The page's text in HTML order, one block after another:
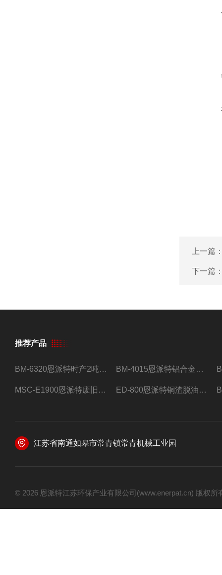
上一篇
下一篇
推荐产品
BM-6320恩派特时产2吨合金钢屑压饼机 BM-4015恩派特铝合金屑压饼机 脱油效果好
MSC-E1900恩派特废旧锂电池极片破碎处理设备 ED-800恩派特铜渣脱油机废铜屑铝屑甩油机
江苏省南通如皋市常青镇常青机械工业园
© 2026 恩派特江苏环保产业有限公司(www.enerpat.cn) 版权